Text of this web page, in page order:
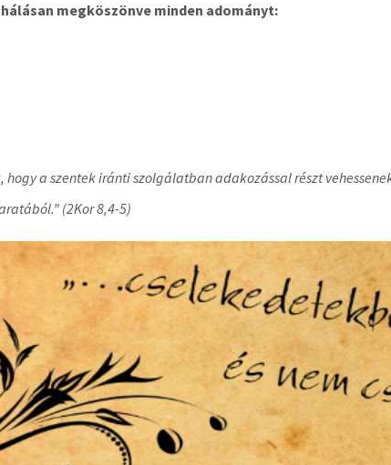
minden adományt:
a szentek iránti szolgálatban adakozással részt
(2Kor 8,4-5)